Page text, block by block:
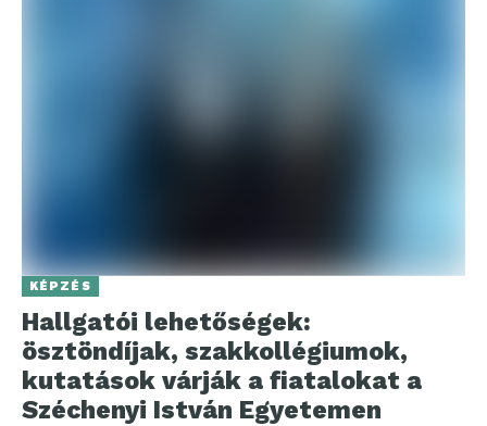
KÉPZÉS
Hallgatói lehetőségek:
ösztöndíjak, szakkollégiumok,
kutatások várják a fiatalokat a
Széchenyi István Egyetemen